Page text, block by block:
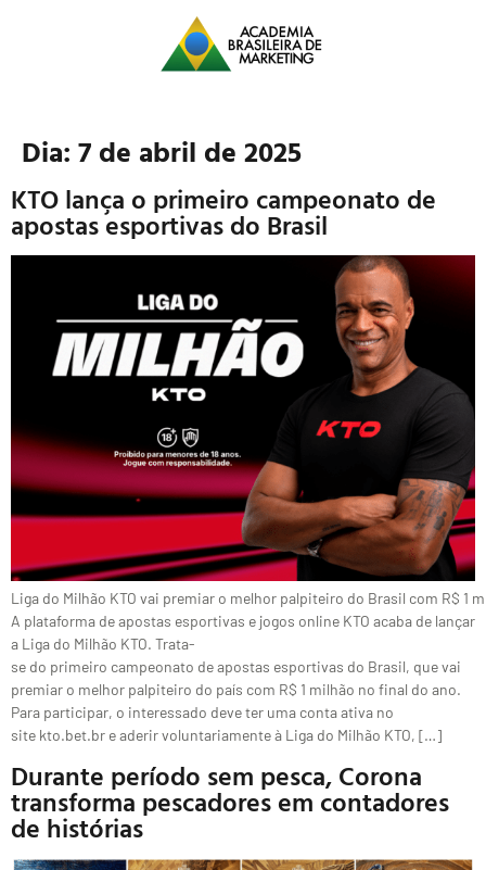
Dia: 7 de abril de 2025
KTO lança o primeiro campeonato de
apostas esportivas do Brasil
Liga do Milhão KTO vai premiar o melhor palpiteiro do Brasil com R$ 1
A plataforma de apostas esportivas e jogos online KTO acaba de lançar
a Liga do Milhão KTO. Trata-
se do primeiro campeonato de apostas esportivas do Brasil, que vai
premiar o melhor palpiteiro do país com R$ 1 milhão no final do ano.
Para participar, o interessado deve ter uma conta ativa no
site kto.bet.br e aderir voluntariamente à Liga do Milhão KTO, […]
Durante período sem pesca, Corona
transforma pescadores em contadores
de histórias